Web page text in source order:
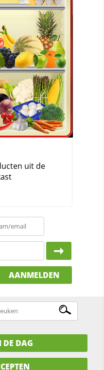
AANMELDEN
DE DAG